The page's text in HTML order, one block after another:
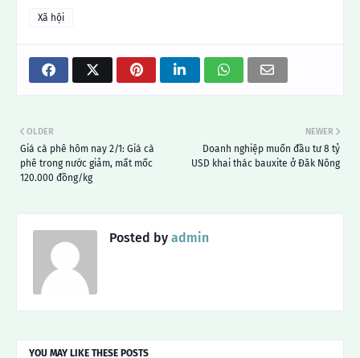
Xã hội
NEWER
Doanh nghiệp muốn đầu tư 8 tỷ
USD khai thác bauxite ở Đăk Nông
OLDER
Giá cà phê hôm nay 2/1: Giá cà
phê trong nước giảm, mất mốc
120.000 đồng/kg
Posted by admin
YOU MAY LIKE THESE POSTS